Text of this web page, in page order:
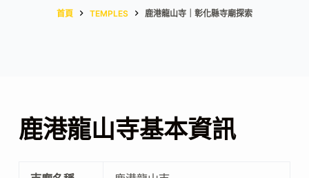
首頁 TEMPLES 鹿港龍山寺｜彰化縣寺廟探索
鹿港龍山寺基本資訊